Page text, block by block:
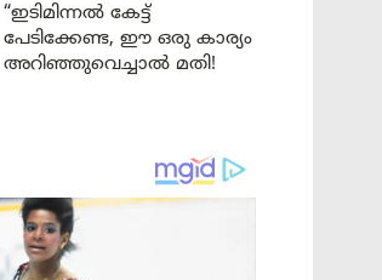
“ഇടിമിന്നൽ കേട്ട്
പേടിക്കേണ്ട, ഈ ഒരു കാര്യം
അറിഞ്ഞുവെച്ചാൽ മതി!